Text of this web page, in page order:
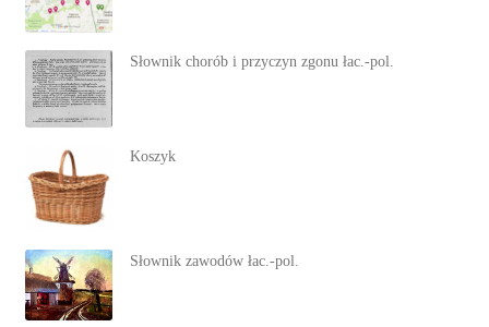
Słownik chorób i przyczyn zgonu łac.-pol.
Koszyk
Słownik zawodów łac.-pol.